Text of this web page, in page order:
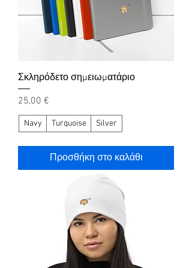
Σκληρόδετο σημειωματάριο
Τιμή
25,00 €
Navy Turquoise Silver
Προσθήκη στο καλάθι